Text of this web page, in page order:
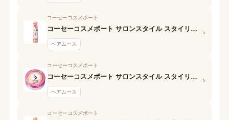
コーセーコスメポート
コーセーコスメポート サロンスタイル スタイリングムース(ウェットスタイル)
ヘアムース
›
コーセーコスメポート
コーセーコスメポート サロンスタイル スタイリングムース (ボリュームダウン)
ヘアムース
›
コーセーコスメポート